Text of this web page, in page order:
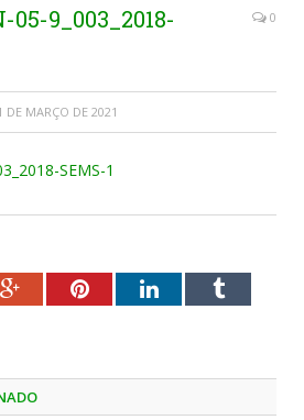
05-9_003_2018-
0
DE MARÇO DE 2021
SEMS-1
Google+PinterestLinkedInTumblr